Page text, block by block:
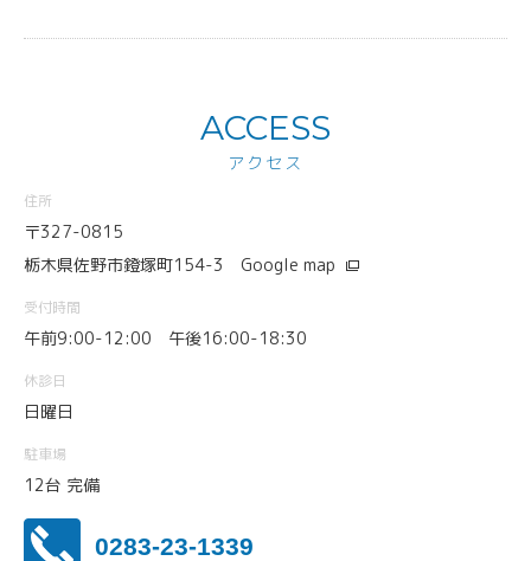
ACCESS
アクセス
住所
〒327-0815
栃木県佐野市鐙塚町154-3 Google map
受付時間
午前9:00-12:00 午後16:00-18:30
休診日
日曜日
駐車場
12台 完備
0283-23-1339